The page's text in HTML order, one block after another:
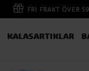
FRI FRAKT ÖVER
KALASARTIKLAR